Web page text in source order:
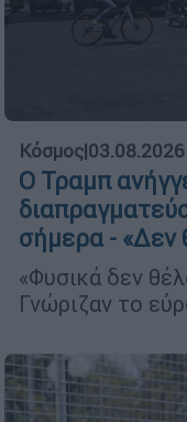
Κόσμος|
Ο Τραμπ
σήμερα - «Δεν
«Φυσικά δεν
Γνώριζαν το